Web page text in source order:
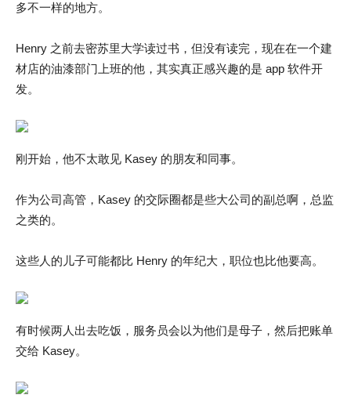
多不一样的地方。
Henry 之前去密苏里大学读过书，但没有读完，现在在一个建
材店的油漆部门上班的他，其实真正感兴趣的是 app 软件开
发。
刚开始，他不太敢见 Kasey 的朋友和同事。
作为公司高管，Kasey 的交际圈都是些大公司的副总啊，总监
之类的。
这些人的儿子可能都比 Henry 的年纪大，职位也比他要高。
有时候两人出去吃饭，服务员会以为他们是母子，然后把账单
交给 Kasey。